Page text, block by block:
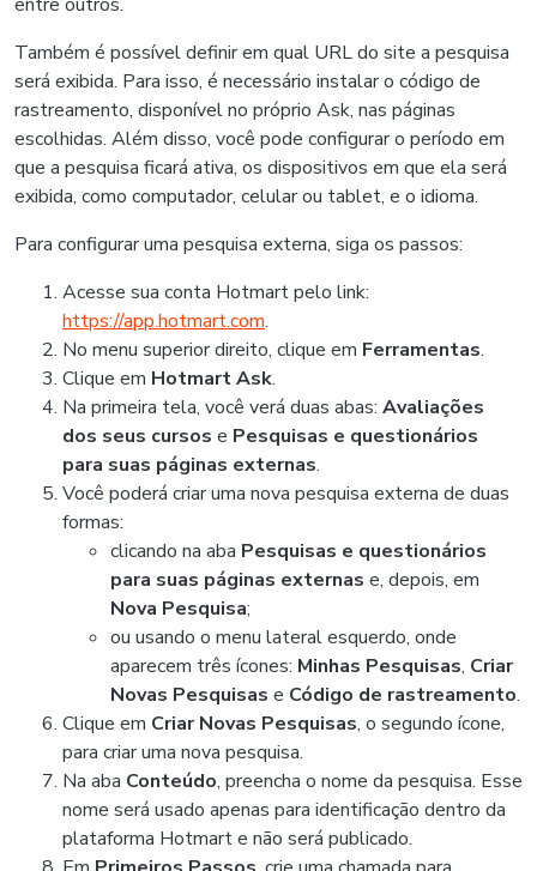
Também é possível definir em qual URL do site a pesquisa
será exibida. Para isso, é necessário instalar o código de
rastreamento, disponível no próprio Ask, nas páginas
escolhidas. Além disso, você pode configurar o período em
que a pesquisa ficará ativa, os dispositivos em que ela será
exibida, como computador, celular ou tablet, e o idioma.
Para configurar uma pesquisa externa, siga os passos:
Acesse sua conta Hotmart pelo link:
https://app.hotmart.com.
No menu superior direito, clique em Ferramentas.
Clique em Hotmart Ask.
Na primeira tela, você verá duas abas: Avaliações
dos seus cursos e Pesquisas e questionários
para suas páginas externas.
Você poderá criar uma nova pesquisa externa de duas
formas:
clicando na aba Pesquisas e questionários
para suas páginas externas e, depois, em
Nova Pesquisa;
ou usando o menu lateral esquerdo, onde
aparecem três ícones: Minhas Pesquisas, Criar
Novas Pesquisas e Código de rastreamento.
Clique em Criar Novas Pesquisas, o segundo ícone,
para criar uma nova pesquisa.
Na aba Conteúdo, preencha o nome da pesquisa. Esse
nome será usado apenas para identificação dentro da
plataforma Hotmart e não será publicado.